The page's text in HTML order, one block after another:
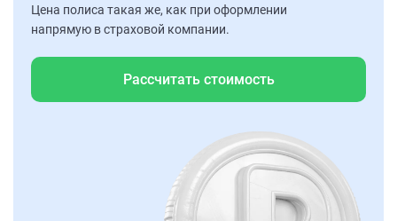
Цена полиса такая же, как при оформлении
напрямую в страховой компании.
Рассчитать стоимость